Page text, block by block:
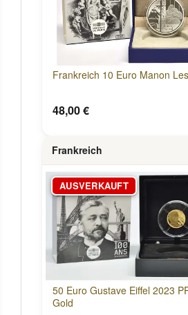
Frankreich 10 Euro Manon
48,00 €
Frankreich
AUSVERKAUFT
50 Euro Gustave Eiffel 2023
Gold